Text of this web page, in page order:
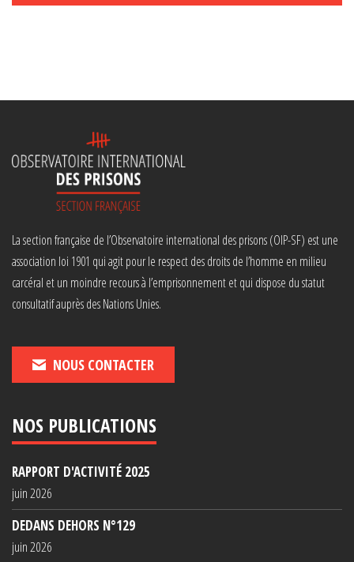
La section française de l’Observatoire international des prisons (OIP-SF) est une
association loi 1901 qui agit pour le respect des droits de l’homme en milieu
carcéral et un moindre recours à l’emprisonnement et qui dispose du statut
consultatif auprès des Nations Unies.
NOUS CONTACTER
NOS PUBLICATIONS
RAPPORT D'ACTIVITÉ 2025
juin 2026
DEDANS DEHORS N°129
juin 2026